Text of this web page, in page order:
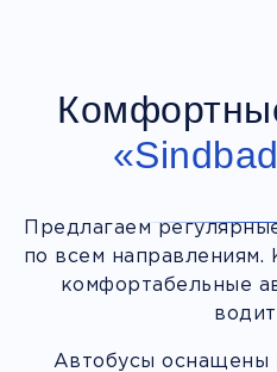
Предлагаем
по всем
комфортабельные
Автобусы оснащены